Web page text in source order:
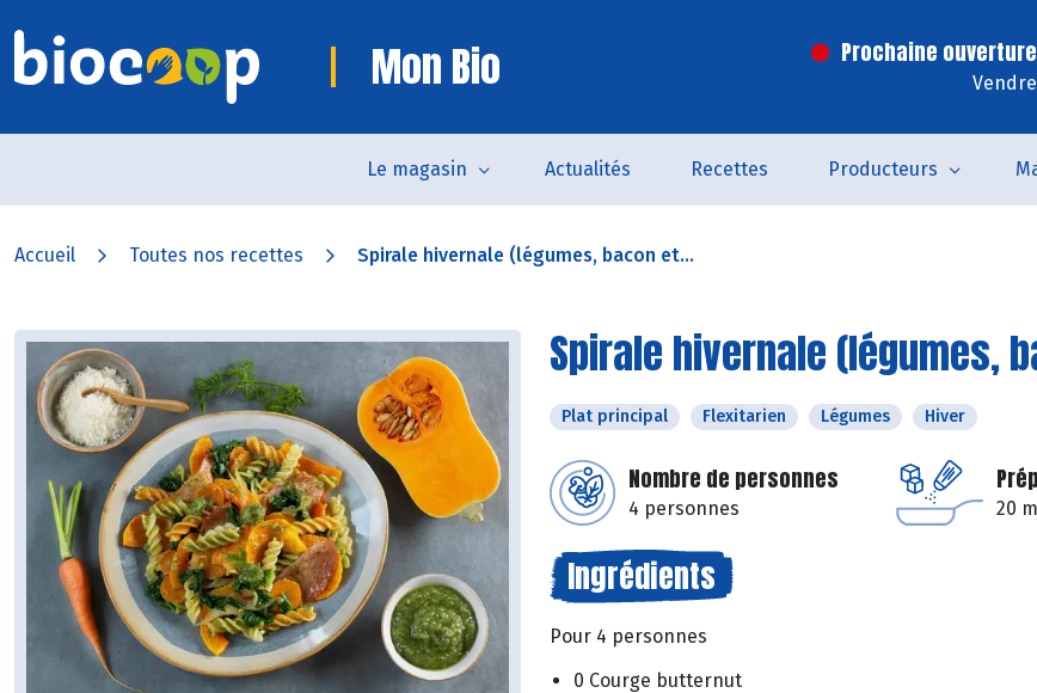
Mon Bio Prochaine
Le magasin Actualités Recettes Producteurs
Accueil Toutes nos recettes Spirale hivernale (légumes, bacon et...
Spirale hivernale (légumes,
Plat principal Flexitarien Légumes Hiver
Nombre de personnes
4 personnes 20
Ingrédients
Pour 4 personnes
0 Courge butternut